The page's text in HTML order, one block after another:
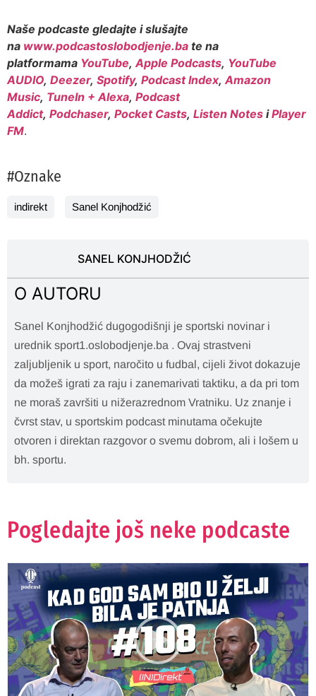
Naše podcaste gledajte i slušajte
na www.podcastoslobodjenje.ba te na
platformama YouTube, Apple Podcasts, YouTube
AUDIO, Deezer, Spotify, Podcast Index, Amazon
Music, TuneIn + Alexa, Podcast
Addict, Podchaser, Pocket Casts, Listen Notes iPlayer
FM.
#Oznake
indirekt Sanel Konjhodžić
SANEL KONJHODŽIĆ
O AUTORU
Sanel Konjhodžić dugogodišnji je sportski novinar i
urednik sport1.oslobodjenje.ba . Ovaj strastveni
zaljubljenik u sport, naročito u fudbal, cijeli život dokazuje
da možeš igrati za raju i zanemarivati taktiku, a da pri tom
ne moraš završiti u nižerazrednom Vratniku. Uz znanje i
čvrst stav, u sportskim podcast minutama očekujte
otvoren i direktan razgovor o svemu dobrom, ali i lošem u
bh. sportu.
Pogledajte još neke podcaste